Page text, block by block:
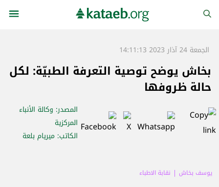
الجمعة 24 آذار 2023 14:11:13
بخاش يوضح توصية التعرفة الطبيّة: لكل
حالة ظروفها
المصدر: وكالة الأنباء
المركزية
الكاتب: ميريام بلعة
يوسف بخاش نقابة الاطباء